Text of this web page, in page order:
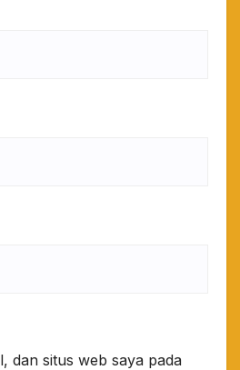
dan situs web saya pada